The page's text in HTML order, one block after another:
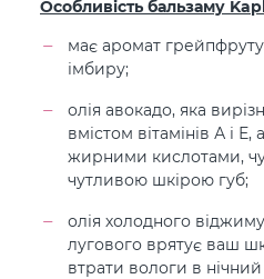
Особливість бальзаму
має аромат
імбиру;
олія авокадо, яка
вмістом вітамінів А і
жирними кислотами,
чутливою шкірою губ;
олія холодного
лугового врятує ваш
втрати вологи в нічний